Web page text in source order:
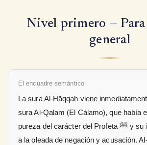
Nivel primero —
general
El encuadre semántico
La sura Al-Hāqqah viene
sura Al-Qalam (El Cálamo), que había
pureza del carácter del Profeta ﷺ y su integridad frente
a la oleada de negación y acusación.